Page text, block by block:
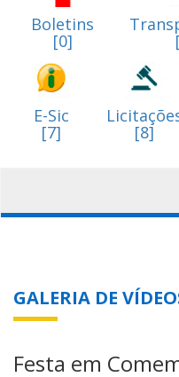
Boletins
[0]
E-Sic
[7] [8]
GALERIA DE
Festa em